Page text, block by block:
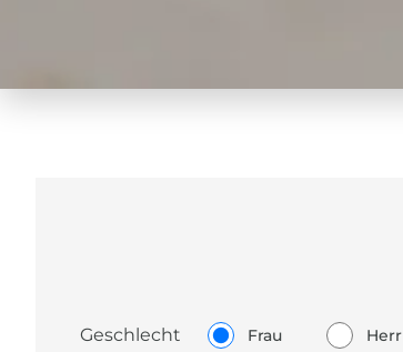
Geschlecht CivilityFrau Herr